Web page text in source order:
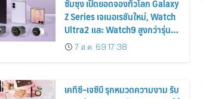
ซัมซุง เปิดยอดจองทั่วโลก Galaxy
Z Series เจเนอเรชันใหม่, Watch
Ultra2 และ Watch9 สูงกว่ารุ่น
ก่อนหน้ากว่า 30%
7 ส.ค. 69 17:38
เคทีซี–เจซีบี รุกหมวดความงาม รับ